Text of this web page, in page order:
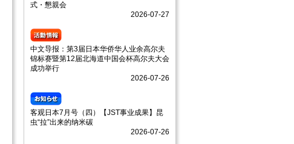
式・懇親会
2026-07-27
中文导报：第3届日本华侨华人业余高尔夫
锦标赛暨第12届北海道中国会杯高尔夫大会
成功举行
2026-07-26
客观日本7月号（四）【JST事业成果】昆
虫“拉”出来的纳米碳
2026-07-26